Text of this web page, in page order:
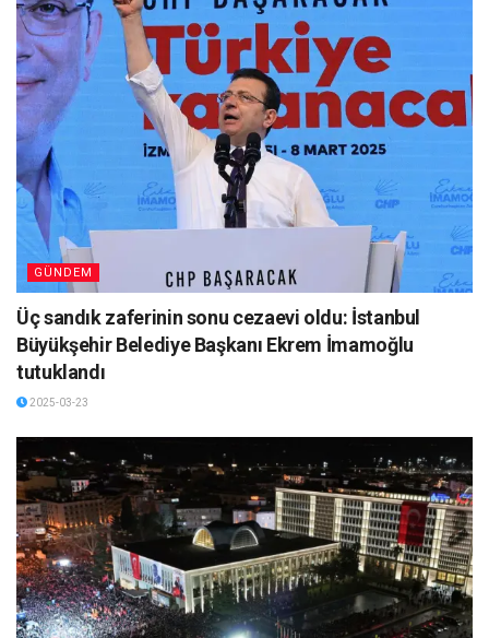
GÜNDEM
Üç sandık zaferinin sonu cezaevi oldu: İstanbul
Büyükşehir Belediye Başkanı Ekrem İmamoğlu
tutuklandı
2025-03-23